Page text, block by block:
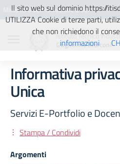
Vai ai contenuti
Vai al menu di navigazione
Vai al footer
Ministero dell'Istruzione e del
Istituto Tecnico
Guglielmo Marconi
Informativa
Unica
Servizi E-Portfolio e
Stampa / Condividi
Argomenti
Il sito web sul dominio https://
UTILIZZA Cookie di terze parti,
che non richiedono il
informazioni